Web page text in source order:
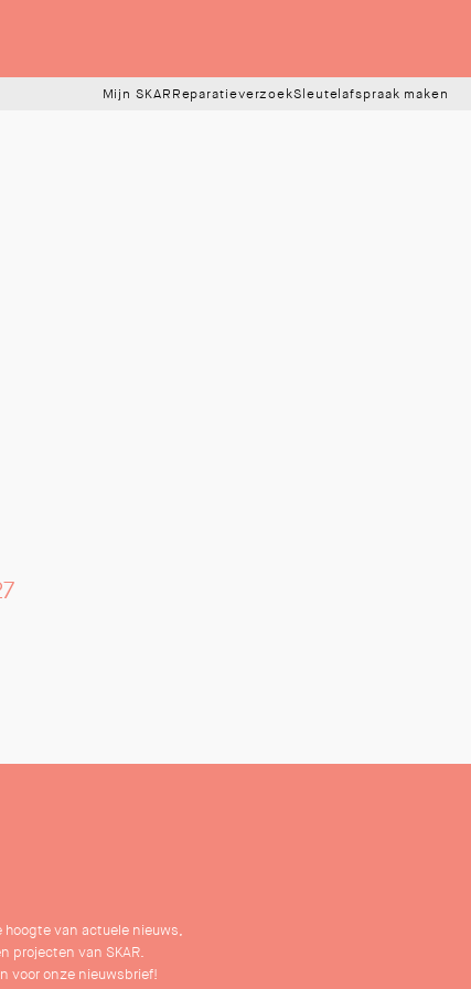
Mijn SKAR ReparatieverzoekSleutelafspraak maken
hoogte van actuele nieuws,
projecten van SKAR.
voor onze nieuwsbrief!